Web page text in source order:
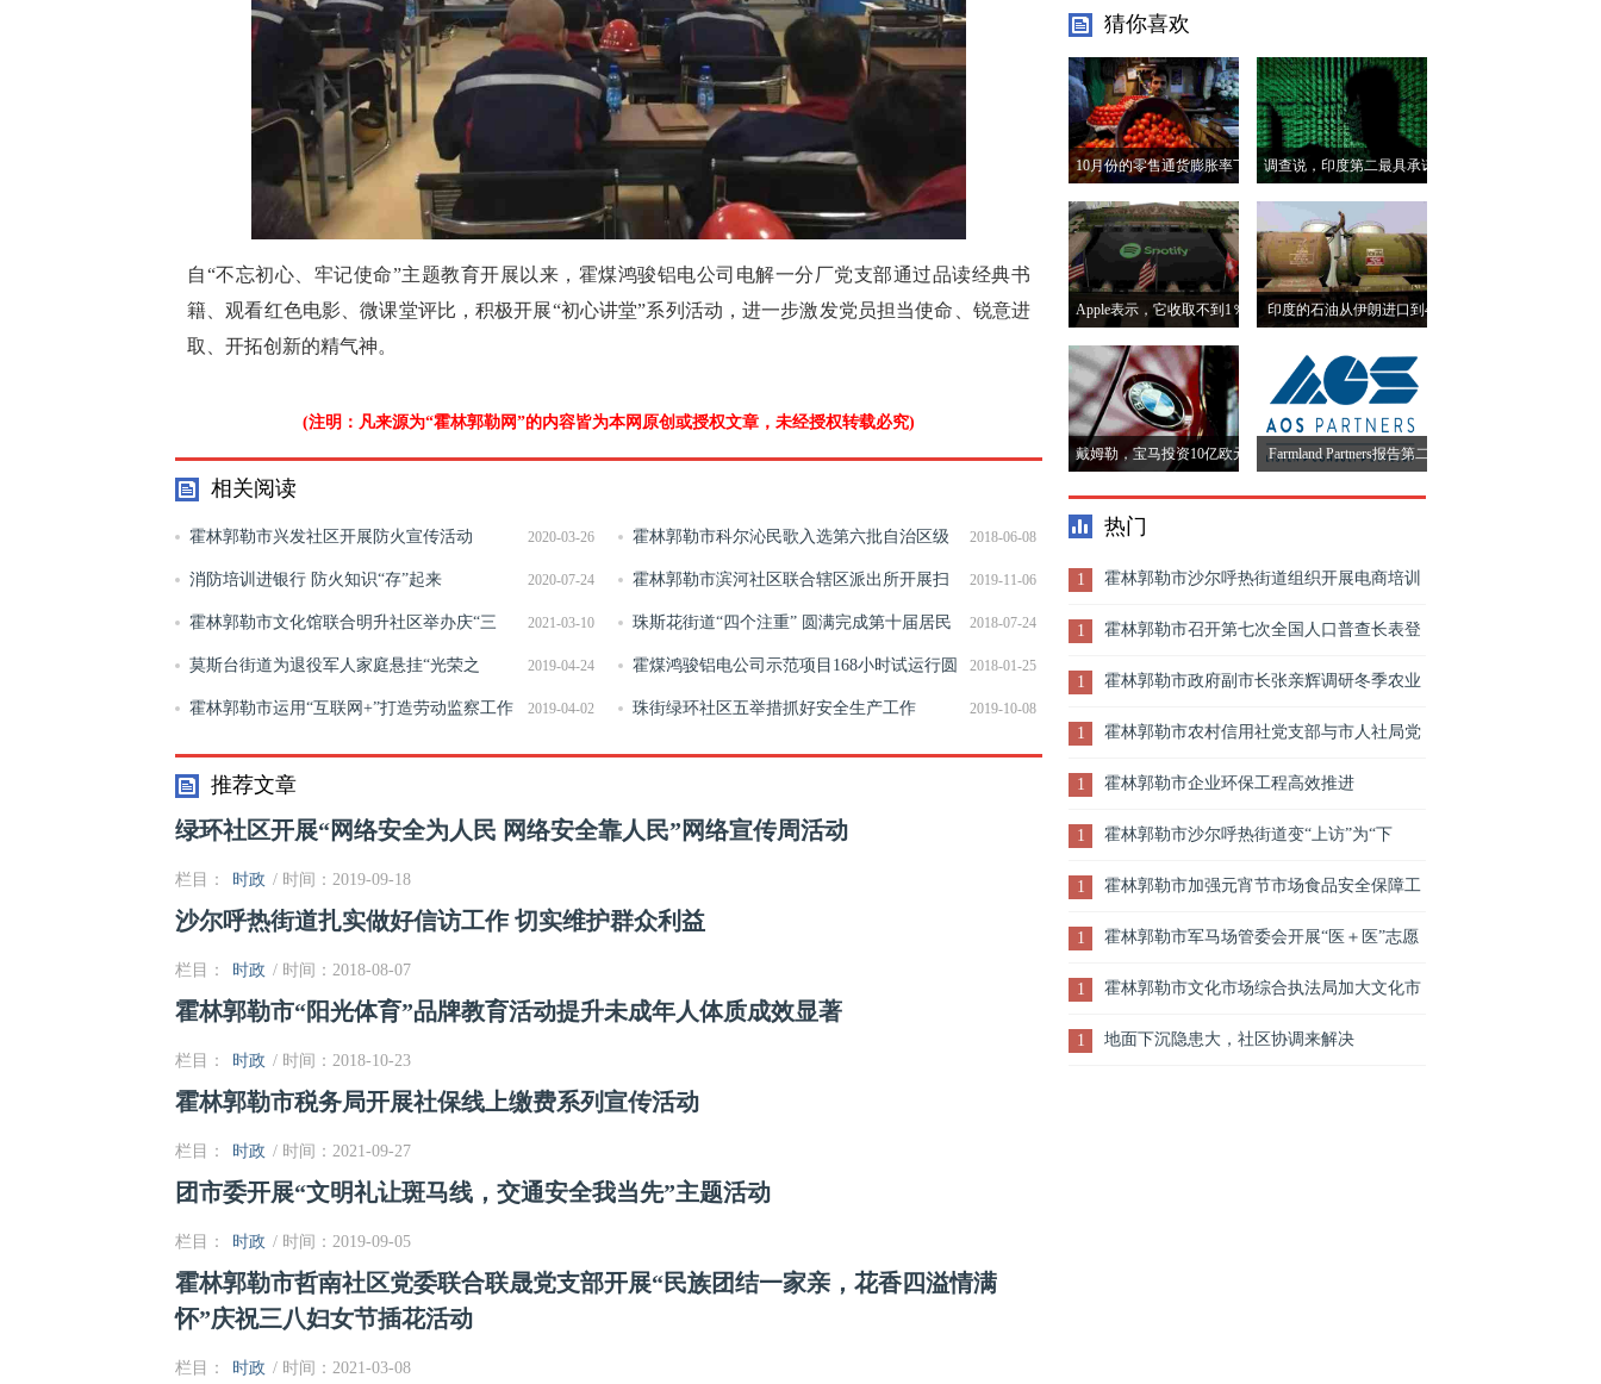
自“不忘初心、牢记使命”主题教育开展以来，霍煤鸿骏铝电公司电解一分厂党支部通过品读经典书
籍、观看红色电影、微课堂评比，积极开展“初心讲堂”系列活动，进一步激发党员担当使命、锐意进
取、开拓创新的精气神。
(注明：凡来源为“霍林郭勒网”的内容皆为本网原创或授权文章，未经授权转载必究)
相关阅读
2020-03-26
霍林郭勒市兴发社区开展防火宣传活动 2018-06-08
霍林郭勒市科尔沁民歌入选第六批自治区级
非物质文化遗产扩展名录
2020-07-24
消防培训进银行 防火知识“存”起来 2019-11-06
霍林郭勒市滨河社区联合辖区派出所开展扫
黑除恶专项斗争宣传活动
2021-03-10
霍林郭勒市文化馆联合明升社区举办庆“三
八”文艺演出
2018-07-24
珠斯花街道“四个注重” 圆满完成第十届居民
委员会换届选举工作
2019-04-24
莫斯台街道为退役军人家庭悬挂“光荣之
家”牌匾
2018-01-25
霍煤鸿骏铝电公司示范项目168小时试运行圆
满完成
2019-04-02
霍林郭勒市运用“互联网+”打造劳动监察工作
新模式
2019-10-08
珠街绿环社区五举措抓好安全生产工作
推荐文章
绿环社区开展“网络安全为人民 网络安全靠人民”网络宣传周活动
栏目： 时政 / 时间：2019-09-18
沙尔呼热街道扎实做好信访工作 切实维护群众利益
栏目： 时政 / 时间：2018-08-07
霍林郭勒市“阳光体育”品牌教育活动提升未成年人体质成效显著
栏目： 时政 / 时间：2018-10-23
霍林郭勒市税务局开展社保线上缴费系列宣传活动
栏目： 时政 / 时间：2021-09-27
团市委开展“文明礼让斑马线，交通安全我当先”主题活动
栏目： 时政 / 时间：2019-09-05
霍林郭勒市哲南社区党委联合联晟党支部开展“民族团结一家亲，花香四溢情满
怀”庆祝三八妇女节插花活动
栏目： 时政 / 时间：2021-03-08
猜你喜欢
10月份的零售通货膨胀率下
降至3.31％
调查说，印度第二最具承诺
的破坏性科技来源
Apple表示，它收取不到1％
的Spotify用户的费用
印度的石油从伊朗进口到4
戴姆勒，宝马投资10亿欧元 Farmland Partners报告第二
热门
1 霍林郭勒市沙尔呼热街道组织开展电商培训
活动
1 霍林郭勒市召开第七次全国人口普查长表登
记调查培训部署会议
1 霍林郭勒市政府副市长张亲辉调研冬季农业
生产情况
1 霍林郭勒市农村信用社党支部与市人社局党
委联合开展“贫困户包联慰问”主题党日活动
1 霍林郭勒市企业环保工程高效推进
1 霍林郭勒市沙尔呼热街道变“上访”为“下
访”主动出击化解信访矛盾
1 霍林郭勒市加强元宵节市场食品安全保障工
作1 霍林郭勒市军马场管委会开展“医＋医”志愿
服务活动
1 霍林郭勒市文化市场综合执法局加大文化市
场监管力度 助力“复苗工程”
1 地面下沉隐患大，社区协调来解决